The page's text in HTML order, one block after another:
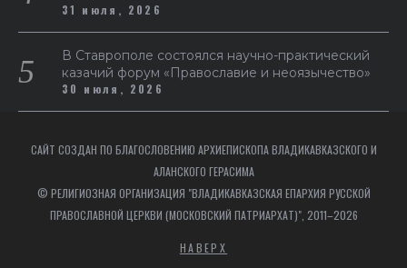
31 июля, 2026
В Ставрополе состоялся научно-практический
казачий форум «Православие и неоязычество»
30 июля, 2026
САЙТ СОЗДАН ПО БЛАГОСЛОВЕНИЮ АРХИЕПИСКОПА ВЛАДИКАВКАЗСКОГО И
АЛАНСКОГО ГЕРАСИМА
© РЕЛИГИОЗНАЯ ОРГАНИЗАЦИЯ "ВЛАДИКАВКАЗСКАЯ ЕПАРХИЯ РУССКОЙ
ПРАВОСЛАВНОЙ ЦЕРКВИ (МОСКОВСКИЙ ПАТРИАРХАТ)", 2011–2026
НАВЕРХ